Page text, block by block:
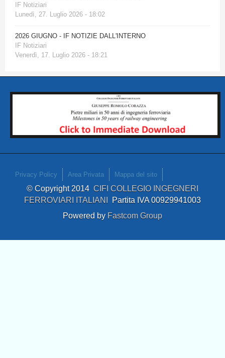
IF Notiziari
Lunedì, 27. Luglio 2026 - 18:02
2026 GIUGNO - IF NOTIZIE DALL'INTERNO
IF Notiziari
Venerdì, 17. Luglio 2026 - 18:21
Privacy Policy Area Privata Mappa del sito
© Copyright 2014 CIFI COLLEGIO INGEGNERI
FERROVIARI ITALIANI Partita IVA 00929941003
Powered by Fastcom Group